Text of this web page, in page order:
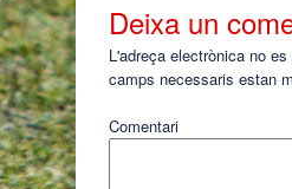
Deixa un
L'adreça electrònica no es
camps necessaris estan
Comentari